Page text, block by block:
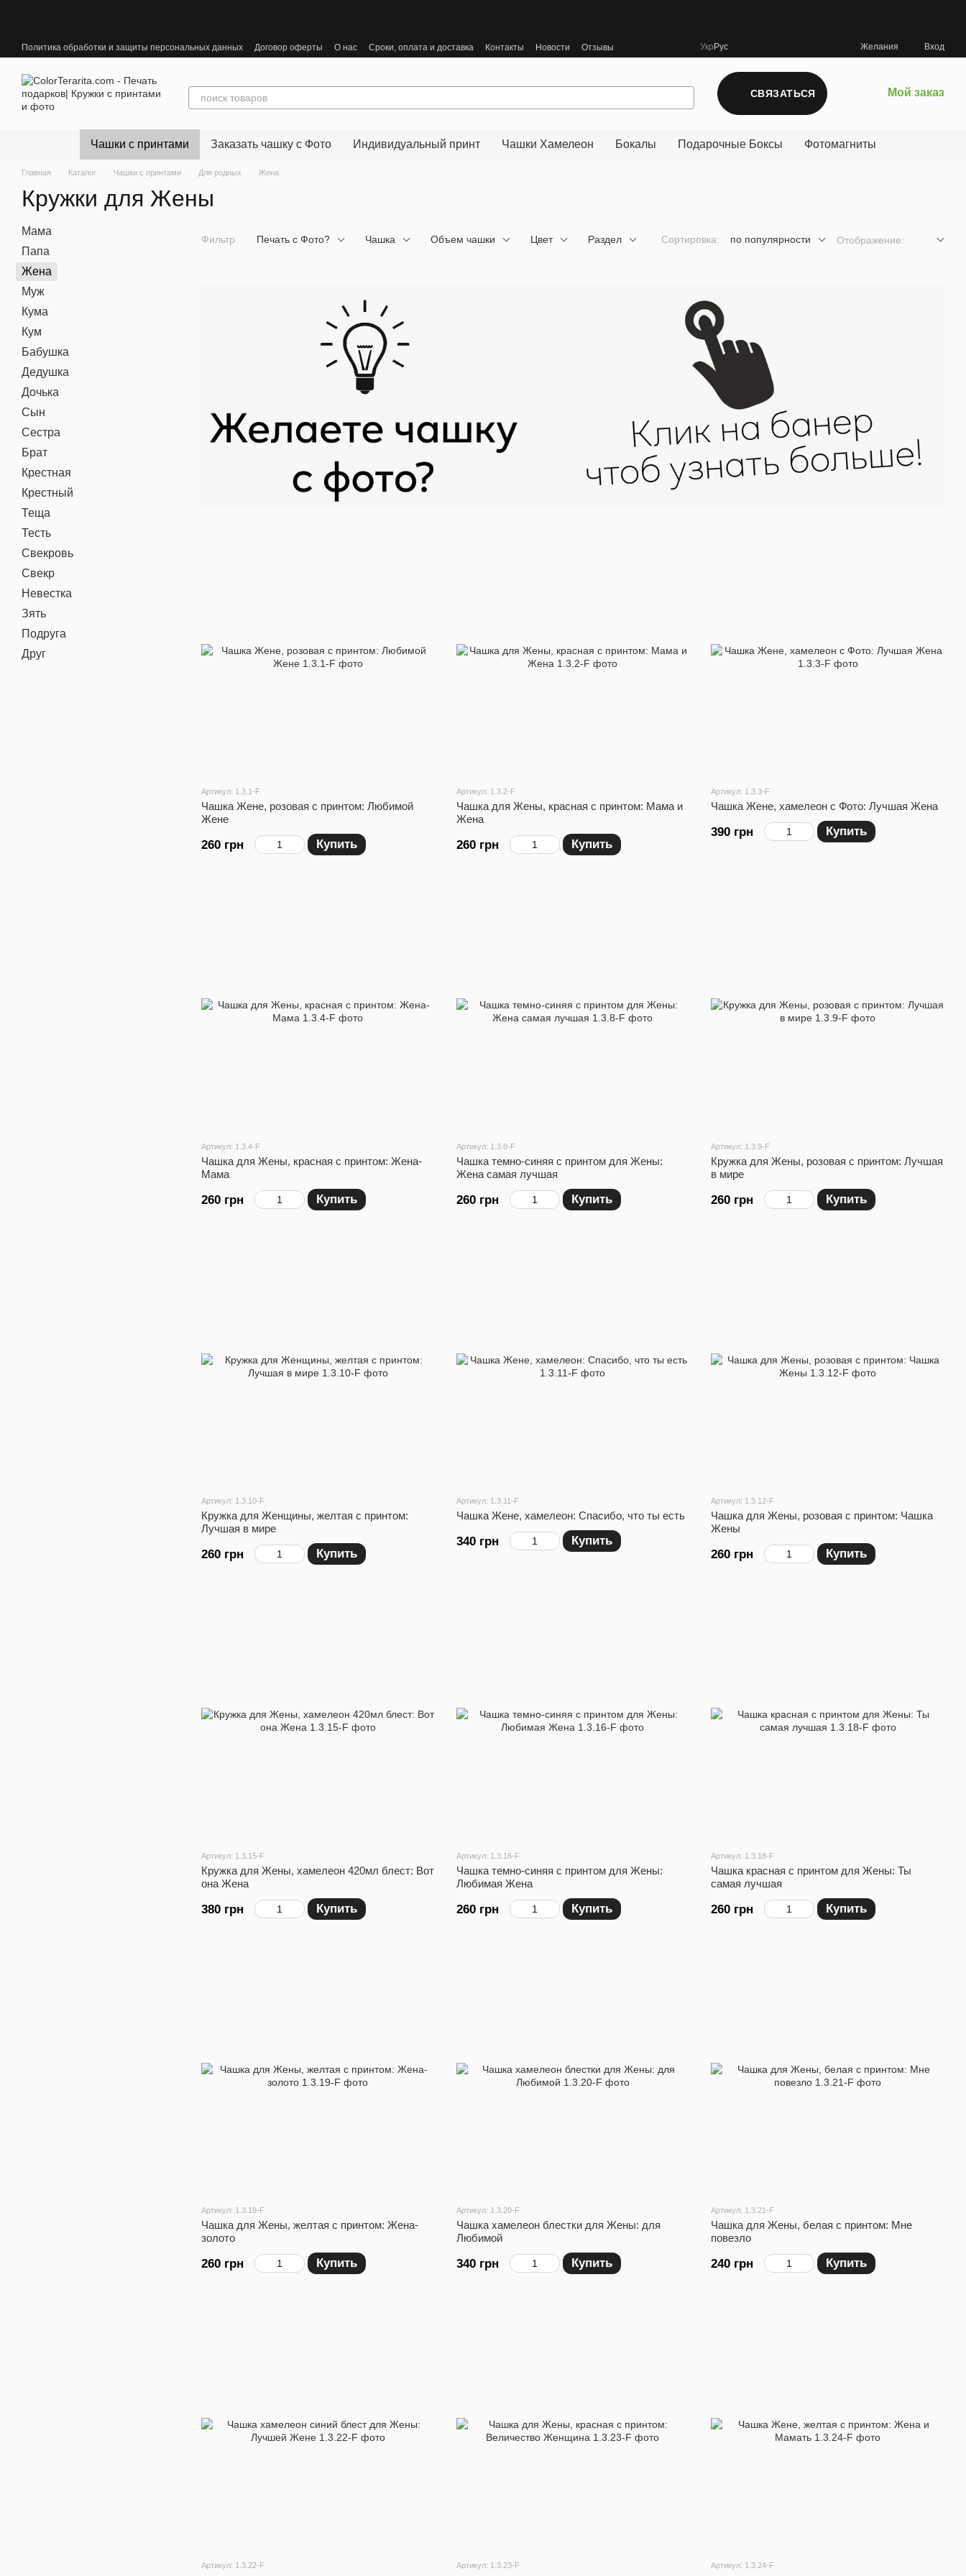
Политика обработки и защиты персональных данных Договор оферты О нас Сроки, оплата и доставка Контакты Новости Отзывы Укр Рус Желания Вход
СВЯЗАТЬСЯ Мой заказ
Чашки с принтами Заказать чашку с Фото Индивидуальный принт Чашки Хамелеон Бокалы Подарочные Боксы Фотомагниты
Главная Каталог Чашки с принтами Для родных Жена
Кружки для Жены
Фильтр Печать с Фото? Чашка Объем чашки Цвет Раздел Сортировка: по популярности Отображение:
Артикул: 1.3.1-F
Чашка Жене, розовая с принтом: Любимой
Жене
260 грн Купить
Артикул: 1.3.2-F
Чашка для Жены, красная с принтом: Мама и
Жена
260 грн Купить
Артикул: 1.3.3-F
Чашка Жене, хамелеон с Фото: Лучшая Жена
390 грн Купить
Артикул: 1.3.4-F
Чашка для Жены, красная с принтом: Жена-
Мама
260 грн Купить
Артикул: 1.3.8-F
Чашка темно-синяя с принтом для Жены:
Жена самая лучшая
260 грн Купить
Артикул: 1.3.9-F
Кружка для Жены, розовая с принтом: Лучшая
в мире
260 грн Купить
Артикул: 1.3.10-F
Кружка для Женщины, желтая с принтом:
Лучшая в мире
260 грн Купить
Артикул: 1.3.11-F
Чашка Жене, хамелеон: Спасибо, что ты есть
340 грн Купить
Артикул: 1.3.12-F
Чашка для Жены, розовая с принтом: Чашка
Жены
260 грн Купить
Артикул: 1.3.15-F
Кружка для Жены, хамелеон 420мл блест: Вот
она Жена
380 грн Купить
Артикул: 1.3.16-F
Чашка темно-синяя с принтом для Жены:
Любимая Жена
260 грн Купить
Артикул: 1.3.18-F
Чашка красная с принтом для Жены: Ты
самая лучшая
260 грн Купить
Артикул: 1.3.19-F
Чашка для Жены, желтая с принтом: Жена-
золото
260 грн Купить
Артикул: 1.3.20-F
Чашка хамелеон блестки для Жены: для
Любимой
340 грн Купить
Артикул: 1.3.21-F
Чашка для Жены, белая с принтом: Мне
повезло
240 грн Купить
Артикул: 1.3.22-F Артикул: 1.3.23-F Артикул: 1.3.24-F
Мама
Папа
Жена
Муж
Кума
Кум
Бабушка
Дедушка
Дочька
Сын
Сестра
Брат
Крестная
Крестный
Теща
Тесть
Свекровь
Свекр
Невестка
Зять
Подруга
Друг